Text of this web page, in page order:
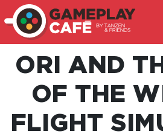
ORI AND
OF THE
FLIGHT